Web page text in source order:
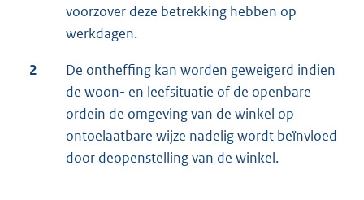
voorzover deze betrekking hebben op
werkdagen.
2
De ontheffing kan worden geweigerd indien
de woon- en leefsituatie of de openbare
ordein de omgeving van de winkel op
ontoelaatbare wijze nadelig wordt beïnvloed
door deopenstelling van de winkel.